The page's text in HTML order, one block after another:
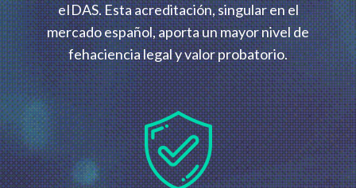
eIDAS. Esta acreditación, singular en el
mercado español, aporta un mayor nivel de
fehaciencia legal y valor probatorio.